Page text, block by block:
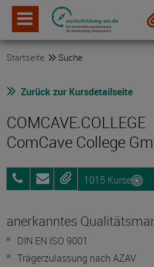
Startseite Suche
Zurück zur Kursdetailseite
COMCAVE.COLLEGE
ComCave College
0800
25072012
AnfragenMerken1015 Kurse
anerkanntes
DIN EN ISO 9001
Trägerzulassung nach AZAV